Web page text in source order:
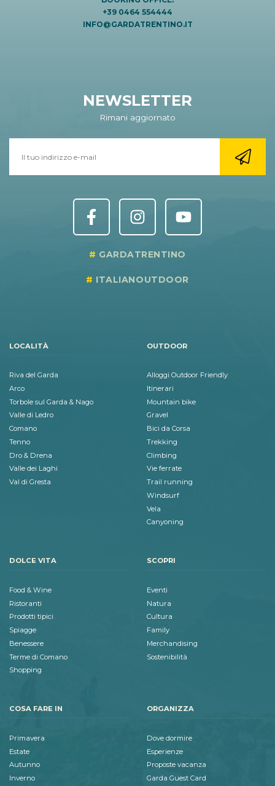
+39 0464 554444
INFO@GARDATRENTINO.IT
NEWSLETTER
Rimani aggiornato
GARDATRENTINO
ITALIANOUTDOOR
LOCALITÀ
Riva del Garda
Arco
Torbole sul Garda & Nago
Valle di Ledro
Comano
Tenno
Dro & Drena
Valle dei Laghi
Val di Gresta
OUTDOOR
Alloggi Outdoor Friendly
Itinerari
Mountain bike
Gravel
Bici da Corsa
Trekking
Climbing
Vie ferrate
Trail running
Windsurf
Vela
Canyoning
DOLCE VITA
Food & Wine
Ristoranti
Prodotti tipici
Spiagge
Benessere
Terme di Comano
Shopping
SCOPRI
Eventi
Natura
Cultura
Family
Merchandising
Sostenibilità
COSA FARE IN
Primavera
Estate
Autunno
Inverno
ORGANIZZA
Dove dormire
Esperienze
Proposte vacanza
Garda Guest Card